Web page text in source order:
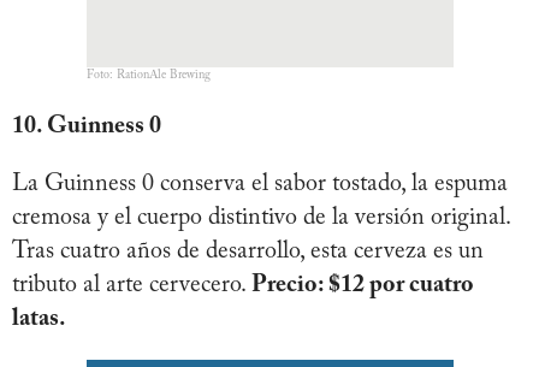
Foto: RationAle Brewing
10. Guinness 0
La Guinness 0 conserva el sabor tostado, la espuma
cremosa y el cuerpo distintivo de la versión original.
Tras cuatro años de desarrollo, esta cerveza es un
tributo al arte cervecero. Precio: $12 por cuatro
latas.